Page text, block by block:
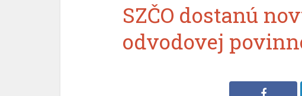
SZČO dostanú
odvodovej